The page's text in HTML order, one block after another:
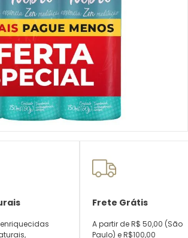
Frete Grátis
A partir de R$ 50,00 (São
Paulo) e R$100,00